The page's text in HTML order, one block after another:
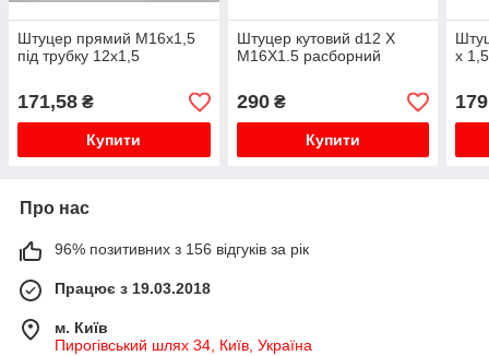
Штуцер прямий M16x1,5
під трубку 12х1,5
171,58 ₴
Купити
Штуцер кутовий d12 X
M16X1.5 расборний
290₴
Купити
х
Про нас
96% позитивних з 156 відгуків за рік
Працює з 19.03.2018
м. Київ
Пирогівський шлях 34, Київ, Україна